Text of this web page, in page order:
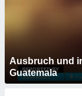
Ausbruch und
Guatemala